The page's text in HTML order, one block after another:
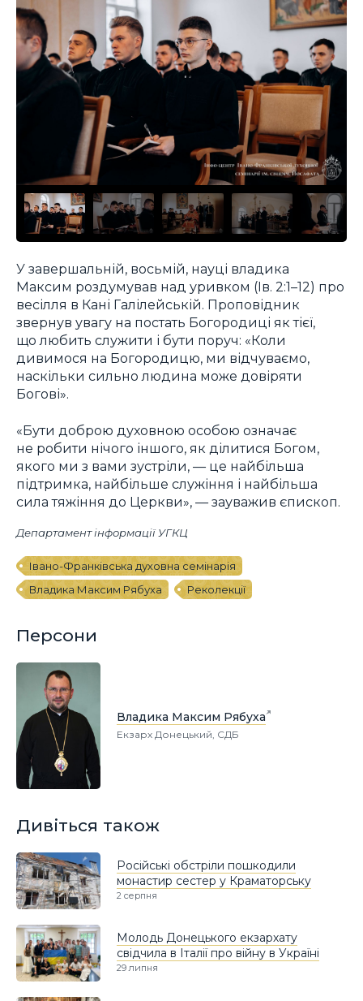
У завершальній, восьмій, науці владика
Максим роздумував над уривком (Ів. 2:1–12) про
весілля в Кані Галілейській. Проповідник
звернув увагу на постать Богородиці як тієї,
що любить служити і бути поруч: «Коли
дивимося на Богородицю, ми відчуваємо,
наскільки сильно людина може довіряти
Богові».
«Бути доброю духовною особою означає
не робити нічого іншого, як ділитися Богом,
якого ми з вами зустріли, — це найбільша
підтримка, найбільше служіння і найбільша
сила тяжіння до Церкви», — зауважив єпископ.
Департамент інформації УГКЦ
Івано-Франківська духовна семінарія
Владика Максим Рябуха
Реколекції
Персони
Владика Максим Рябуха
Екзарх Донецький, СДБ
Дивіться також
Російські обстріли пошкодили
монастир сестер у Краматорську
2 серпня
Молодь Донецького екзархату
свідчила в Італії про війну в Україні
29 липня